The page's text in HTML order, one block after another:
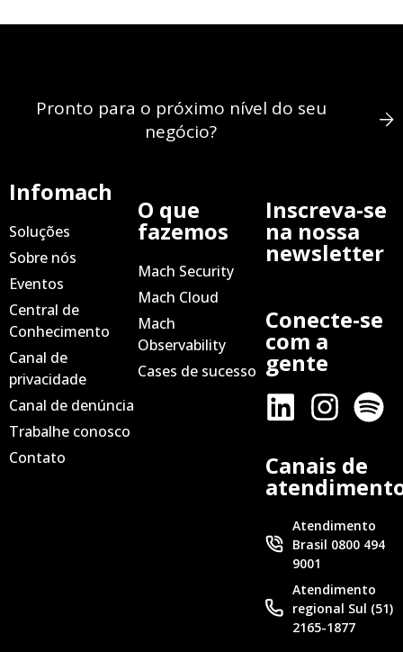
Pronto para o próximo nível do seu
negócio?
Infomach
Soluções
Sobre nós
Eventos
Central de
Conhecimento
Canal de
privacidade
Canal de denúncia
Trabalhe conosco
Contato
O que
fazemos
Mach Security
Mach Cloud
Mach
Observability
Cases de sucesso
Inscreva-se
na nossa
newsletter
Conecte-se
com a
gente
Canais de
Atendimento
Brasil 0800 494
9001
Atendimento
regional Sul (51)
2165-1877